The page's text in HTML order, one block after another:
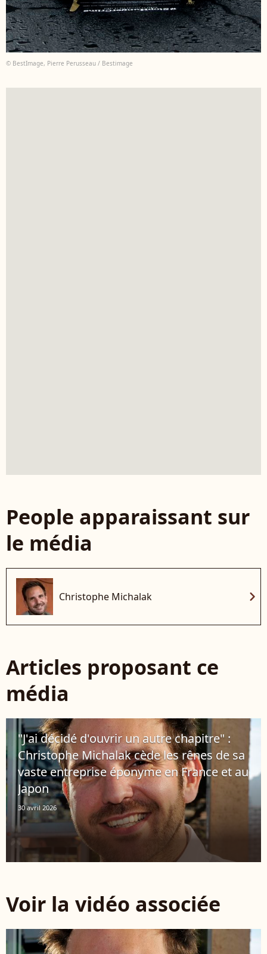
© BestImage, Pierre Perusseau / Bestimage
People apparaissant sur
le média
Christophe Michalak chevron_right
Articles proposant ce
média
"J'ai décidé d'ouvrir un autre chapitre" :
Christophe Michalak cède les rênes de sa
vaste entreprise éponyme en France et au
Japon
30 avril 2026
Voir la vidéo associée